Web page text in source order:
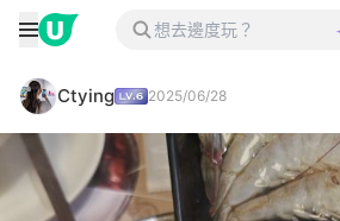
Ctying 2025/06/28